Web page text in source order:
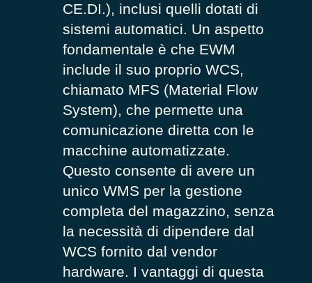
CE.DI.), inclusi quelli dotati di
sistemi automatici. Un aspetto
fondamentale è che EWM
include il suo proprio WCS,
chiamato MFS (Material Flow
System), che permette una
comunicazione diretta con le
macchine automatizzate.
Questo consente di avere un
unico WMS per la gestione
completa del magazzino, senza
la necessità di dipendere dal
WCS fornito dal vendor
hardware. I vantaggi di questa